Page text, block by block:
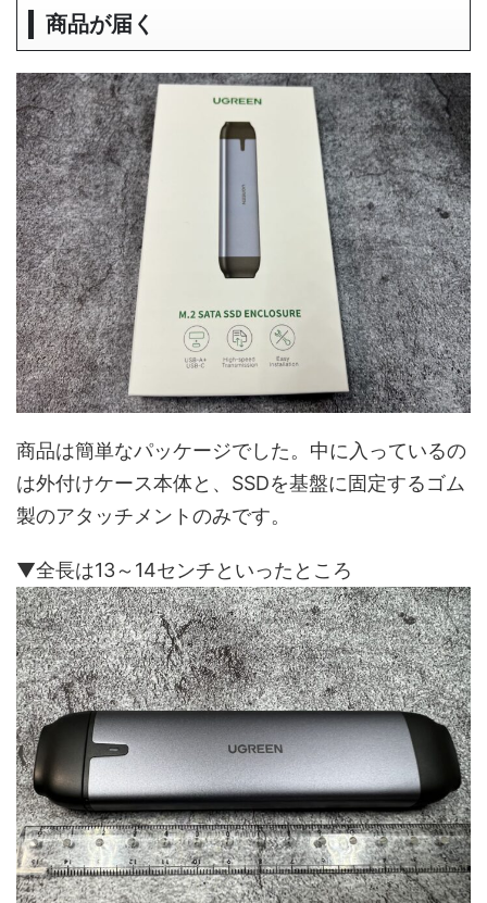
商品が届く
商品は簡単なパッケージでした。中に入っているの
は外付けケース本体と、SSDを基盤に固定するゴム
製のアタッチメントのみです。
▼全長は13～14センチといったところ